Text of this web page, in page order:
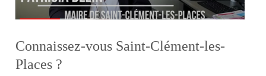
Connaissez-vous Saint-Clément-les-
Places ?